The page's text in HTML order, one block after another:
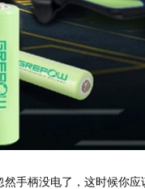
柄没电了，这时候你应